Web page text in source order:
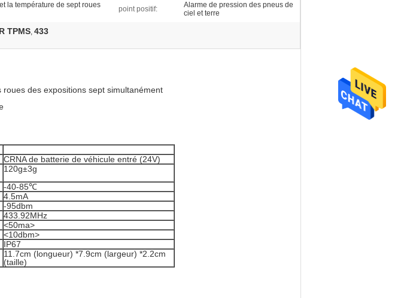
la température de sept roues
point positif:
Alarme de pression des pneus de
ciel et terre
TPMS, 433
des expositions sept simultanément
CRNA de batterie de véhicule entré (24V)
120g±3g
-40-85℃
4.5mA
-95dbm
433.92MHz
<50ma>
<10dbm>
IP67
11.7cm (longueur) *7.9cm (largeur) *2.2cm
(taille)